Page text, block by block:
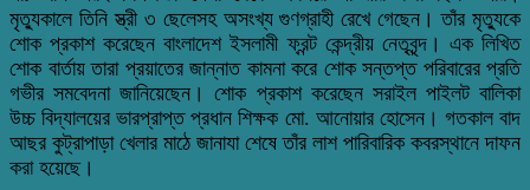
মৃত্যুকালে তিনি স্ত্রী ৩ ছেলেসহ অসংখ্য গুণগ্রাহী রেখে গেছেন। তাঁর মৃত্যুকে
শোক প্রকাশ করেছেন বাংলাদেশ ইসলামী ফ্রন্ট কেন্দ্রীয় নেতৃবৃন্দ। এক লিখিত
শোক বার্তায় তারা প্রয়াতের জান্নাত কামনা করে শোক সন্তপ্ত পরিবারের প্রতি
গভীর সমবেদনা জানিয়েছেন। শোক প্রকাশ করেছেন সরাইল পাইলট বালিকা
উচ্চ বিদ্যালয়ের ভারপ্রাপ্ত প্রধান শিক্ষক মো. আনোয়ার হোসেন। গতকাল বাদ
আছর কুট্রাপাড়া খেলার মাঠে জানাযা শেষে তাঁর লাশ পারিবারিক কবরস্থানে দাফন
করা হয়েছে।